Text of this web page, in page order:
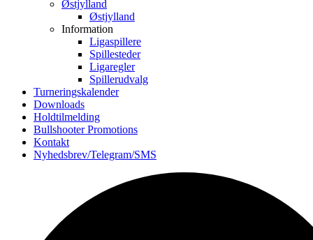
Østjylland
Østjylland
Information
Ligaspillere
Spillesteder
Ligaregler
Spillerudvalg
Turneringskalender
Downloads
Holdtilmelding
Bullshooter Promotions
Kontakt
Nyhedsbrev/Telegram/SMS